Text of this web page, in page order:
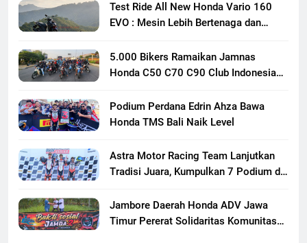
Test Ride All New Honda Vario 160
EVO : Mesin Lebih Bertenaga dan
5.000 Bikers Ramaikan Jamnas
Honda C50 C70 C90 Club Indonesia
Persaudaraan Pecinta Motor Klasik
Honda
Podium Perdana Edrin Ahza Bawa
Honda TMS Bali Naik Level
Astra Motor Racing Team Lanjutkan
Tradisi Juara, Kumpulkan 7 Podium di
Jambore Daerah Honda ADV Jawa
Timur Pererat Solidaritas Komunitas